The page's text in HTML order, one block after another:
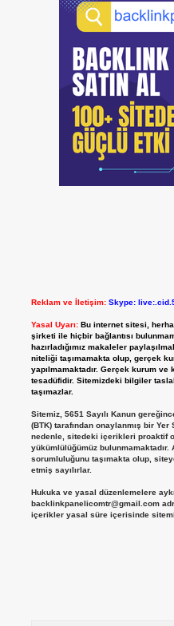
Reklam ve İletişim: Skype:
Yasal Uyarı: Bu internet sitesi,
şirketi ile hiçbir bağlantısı
hazırladığımız makaleler
niteliği taşımamakta olup, gerçek
yapılmamaktadır. Gerçek kurum
tesadüfidir. Sitemizdeki bilgiler
taşımazlar.
Sitemiz, 5651 Sayılı Kanun
(BTK) tarafından onaylanmış bir
nedenle, sitedeki içerikleri proaktif
yükümlülüğümüz
sorumluluğunu taşımakta olup,
etmiş sayılırlar.
Hukuka ve yasal düzenlemelere
backlinkpanelicomtr@gmail.com
içerikler yasal süre içerisinde